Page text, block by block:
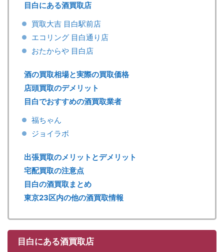
目白にある酒買取店
買取大吉 目白駅前店
エコリング 目白通り店
おたからや 目白店
酒の買取相場と実際の買取価格
店頭買取のデメリット
目白でおすすめの酒買取業者
福ちゃん
ジョイラボ
出張買取のメリットとデメリット
宅配買取の注意点
目白の酒買取まとめ
東京23区内の他の酒買取情報
目白にある酒買取店